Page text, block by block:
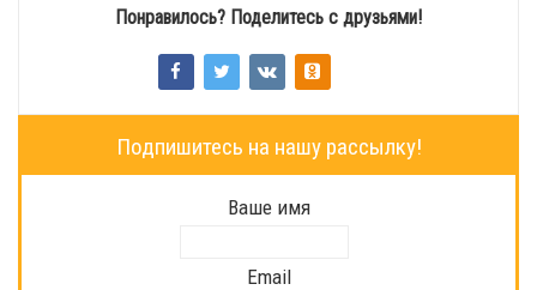
Понравилось? Поделитесь с друзьями!
Подпишитесь на нашу рассылку!
Ваше имя
Email